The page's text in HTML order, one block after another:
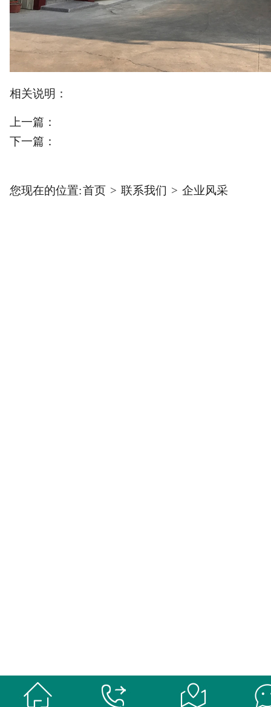
相关说明：
上一篇：
下一篇：
您现在的位置:首页 > 联系我们 > 企业风采